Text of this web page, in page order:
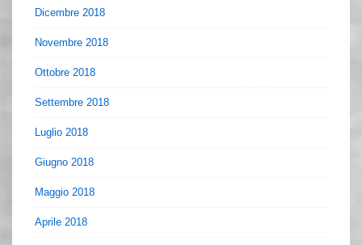
Dicembre 2018
Novembre 2018
Ottobre 2018
Settembre 2018
Luglio 2018
Giugno 2018
Maggio 2018
Aprile 2018